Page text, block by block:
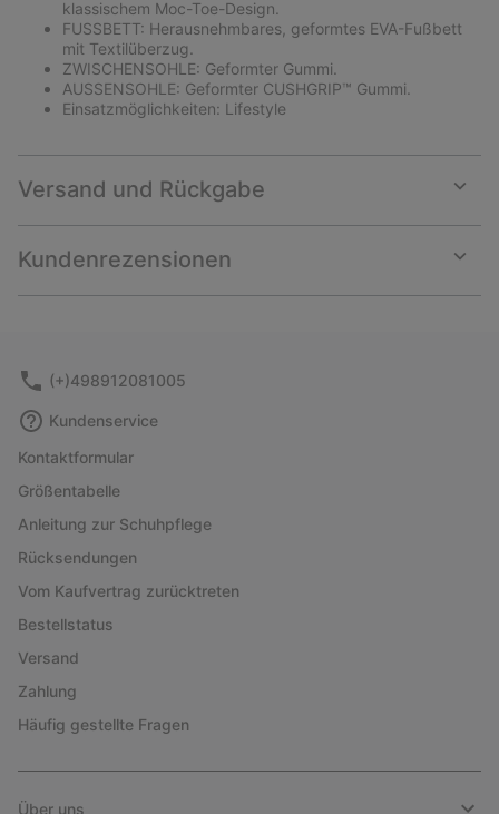
klassischem Moc-Toe-Design.
FUSSBETT: Herausnehmbares, geformtes EVA-Fußbett
mit Textilüberzug.
ZWISCHENSOHLE: Geformter Gummi.
AUSSENSOHLE: Geformter CUSHGRIP™ Gummi.
Einsatzmöglichkeiten: Lifestyle
Versand und Rückgabe
or
Kundenrezensionen
or
(+)498912081005
Kundenservice
Kontaktformular
Größentabelle
Anleitung zur Schuhpflege
Rücksendungen
Vom Kaufvertrag zurücktreten
Bestellstatus
Versand
Zahlung
Häufig gestellte Fragen
Über uns